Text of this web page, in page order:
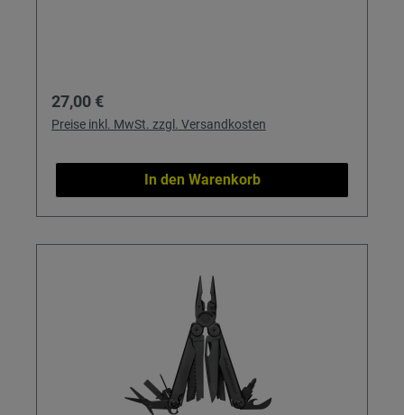
Regulärer Preis:
27,00 €
Preise inkl. MwSt. zzgl. Versandkosten
In den Warenkorb